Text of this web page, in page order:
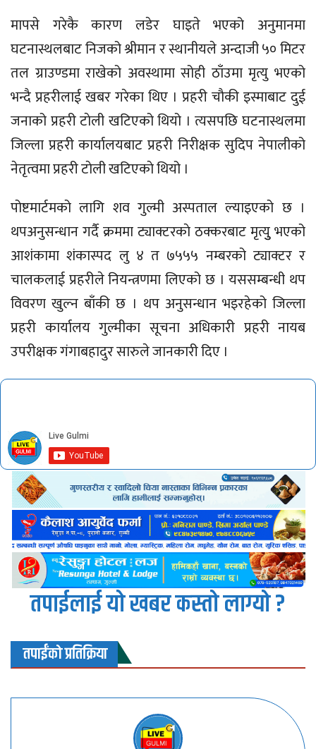
मापसे गरेकै कारण लडेर घाइते भएको अनुमानमा
घटनास्थलबाट निजको श्रीमान र स्थानीयले अन्दाजी ५० मिटर
तल ग्राउण्डमा राखेको अवस्थामा सोही ठाँउमा मृत्यु भएको
भन्दै प्रहरीलाई खबर गरेका थिए । प्रहरी चाैकी इस्माबाट दुई
जनाको प्रहरी टाेली खटिएको थियो । त्यसपछि घटनास्थलमा
जिल्ला प्रहरी कार्यालयबाट प्रहरी निरीक्षक सुदिप नेपालीको
नेतृत्वमा प्रहरी टाेली खटिएकाे थियो ।
पोष्टमार्टमको लागि शव गुल्मी अस्पताल ल्याइएको छ ।
थपअनुसन्धान गर्दै क्रममा ट्याक्टरकाे ठक्करबाट मृत्युु भएको
आशंकामा शंकास्पद लु ४ त ७५५५ नम्बरको ट्याक्टर र
चालकलाई प्रहरीले नियन्त्रणमा लिएको छ । यससम्बन्धी थप
विवरण खुल्न बाँकी छ । थप अनुसन्धान भइरहेको जिल्ला
प्रहरी कार्यालय गुल्मीका सूचना अधिकारी प्रहरी नायब
उपरीक्षक गंगाबहादुर सारुले जानकारी दिए ।
तपाईलाई यो खबर कस्तो लाग्यो ?
तपाईंको प्रतिक्रिया